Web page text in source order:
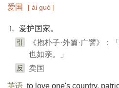
爱国 [ ài guó ]
⒈ 爱护国家。
引
《抱朴子·外篇·广譬》
也如亲。」
反 卖国
英语 to love one's country,